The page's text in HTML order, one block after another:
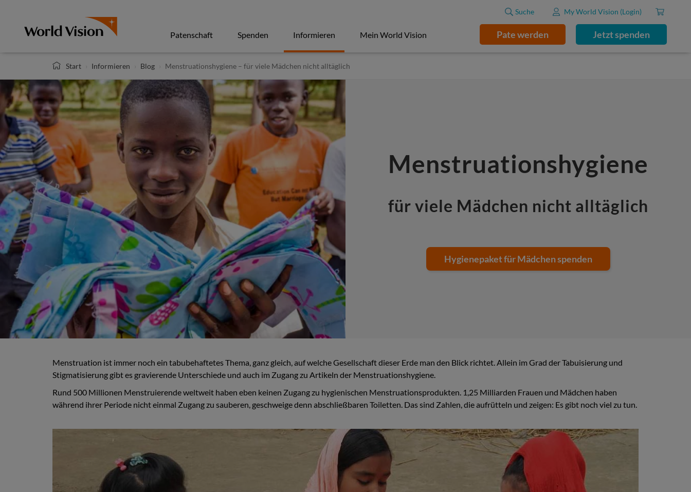
Patenschaft Spenden Informieren Mein World Vision Pate werden Jetzt spenden
Suche My World Vision (Login)
Start Informieren Blog Menstruationshygiene – für viele Mädchen nicht alltäglich
Menstruationshygiene
für viele Mädchen nicht alltäglich
Hygienepaket für Mädchen spenden
Menstruation ist immer noch ein tabubehaftetes Thema, ganz gleich, auf welche Gesellschaft dieser Erde man den Blick richtet. Allein im Grad der Tabuisierung und
Stigmatisierung gibt es gravierende Unterschiede und auch im Zugang zu Artikeln der Menstruationshygiene.
Rund 500 Millionen Menstruierende weltweit haben eben keinen Zugang zu hygienischen Menstruationsprodukten. 1,25 Milliarden Frauen und Mädchen haben
während ihrer Periode nicht einmal Zugang zu sauberen, geschweige denn abschließbaren Toiletten. Das sind Zahlen, die aufrütteln und zeigen: Es gibt noch viel zu tun.